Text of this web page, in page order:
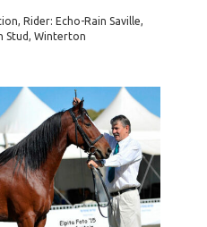
Rider: Echo-Rain Saville,
Stud, Winterton